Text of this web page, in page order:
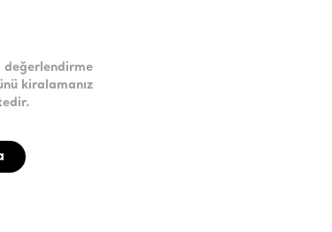
değerlendirme
kiralamanız